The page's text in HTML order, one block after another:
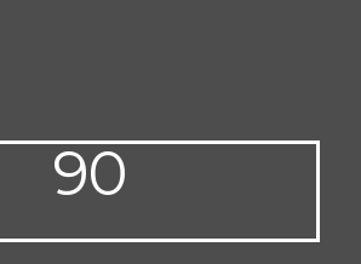
90